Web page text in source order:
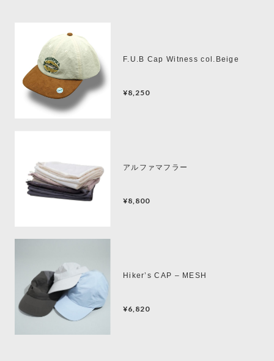
F.U.B Cap Witness col.Beige
¥8,250
アルファマフラー
¥8,800
Hiker’s CAP – MESH
¥6,820